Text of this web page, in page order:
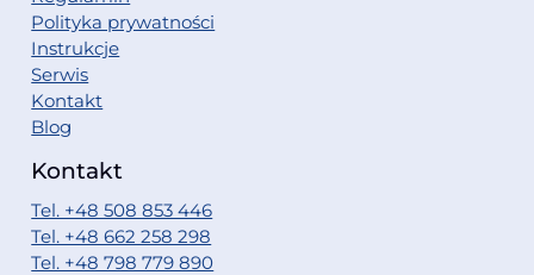
Polityka prywatności
Instrukcje
Serwis
Kontakt
Blog
Kontakt
Tel. +48 508 853 446
Tel. +48 662 258 298
Tel. +48 798 779 890